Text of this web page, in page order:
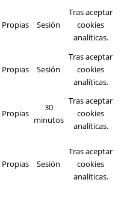
Propias Sesión
Tras aceptar
cookies
analíticas.
Propias Sesión
Tras aceptar
cookies
analíticas.
Propias
30
minutos
Tras aceptar
cookies
analíticas.
Propias Sesión
Tras aceptar
cookies
analíticas.